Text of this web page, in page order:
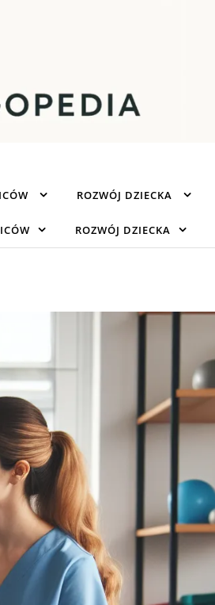
ROZWÓJ DZIECKA
ROZWÓJ DZIECKA